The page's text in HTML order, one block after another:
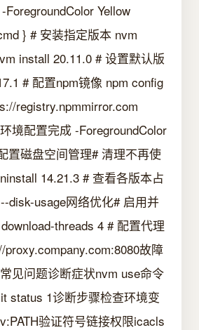
Yellow
} # 安装指定版本 nvm
install 20.11.0 # 设置默认版
# 配置npm镜像 npm config
registry.npmmirror.com
境配置完成 -ForegroundColor
置磁盘空间管理# 清理不再使
14.21.3 # 查看各版本占
disk-usage网络优化# 启用并
threads 4 # 配置代理
故障
见问题诊断症状nvm use命令
status 1诊断步骤检查环境变
验证符号链接权限icacls